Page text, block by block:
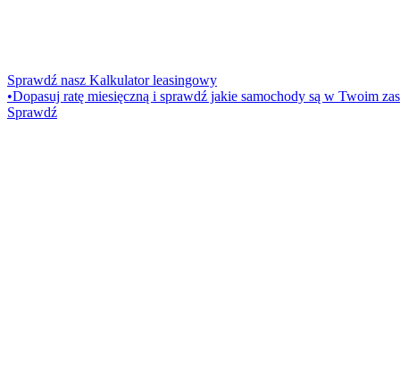
Sprawdź nasz Kalkulator leasingowy
•Dopasuj ratę miesięczną i sprawdź jakie samochody są w Twoim
Sprawdź